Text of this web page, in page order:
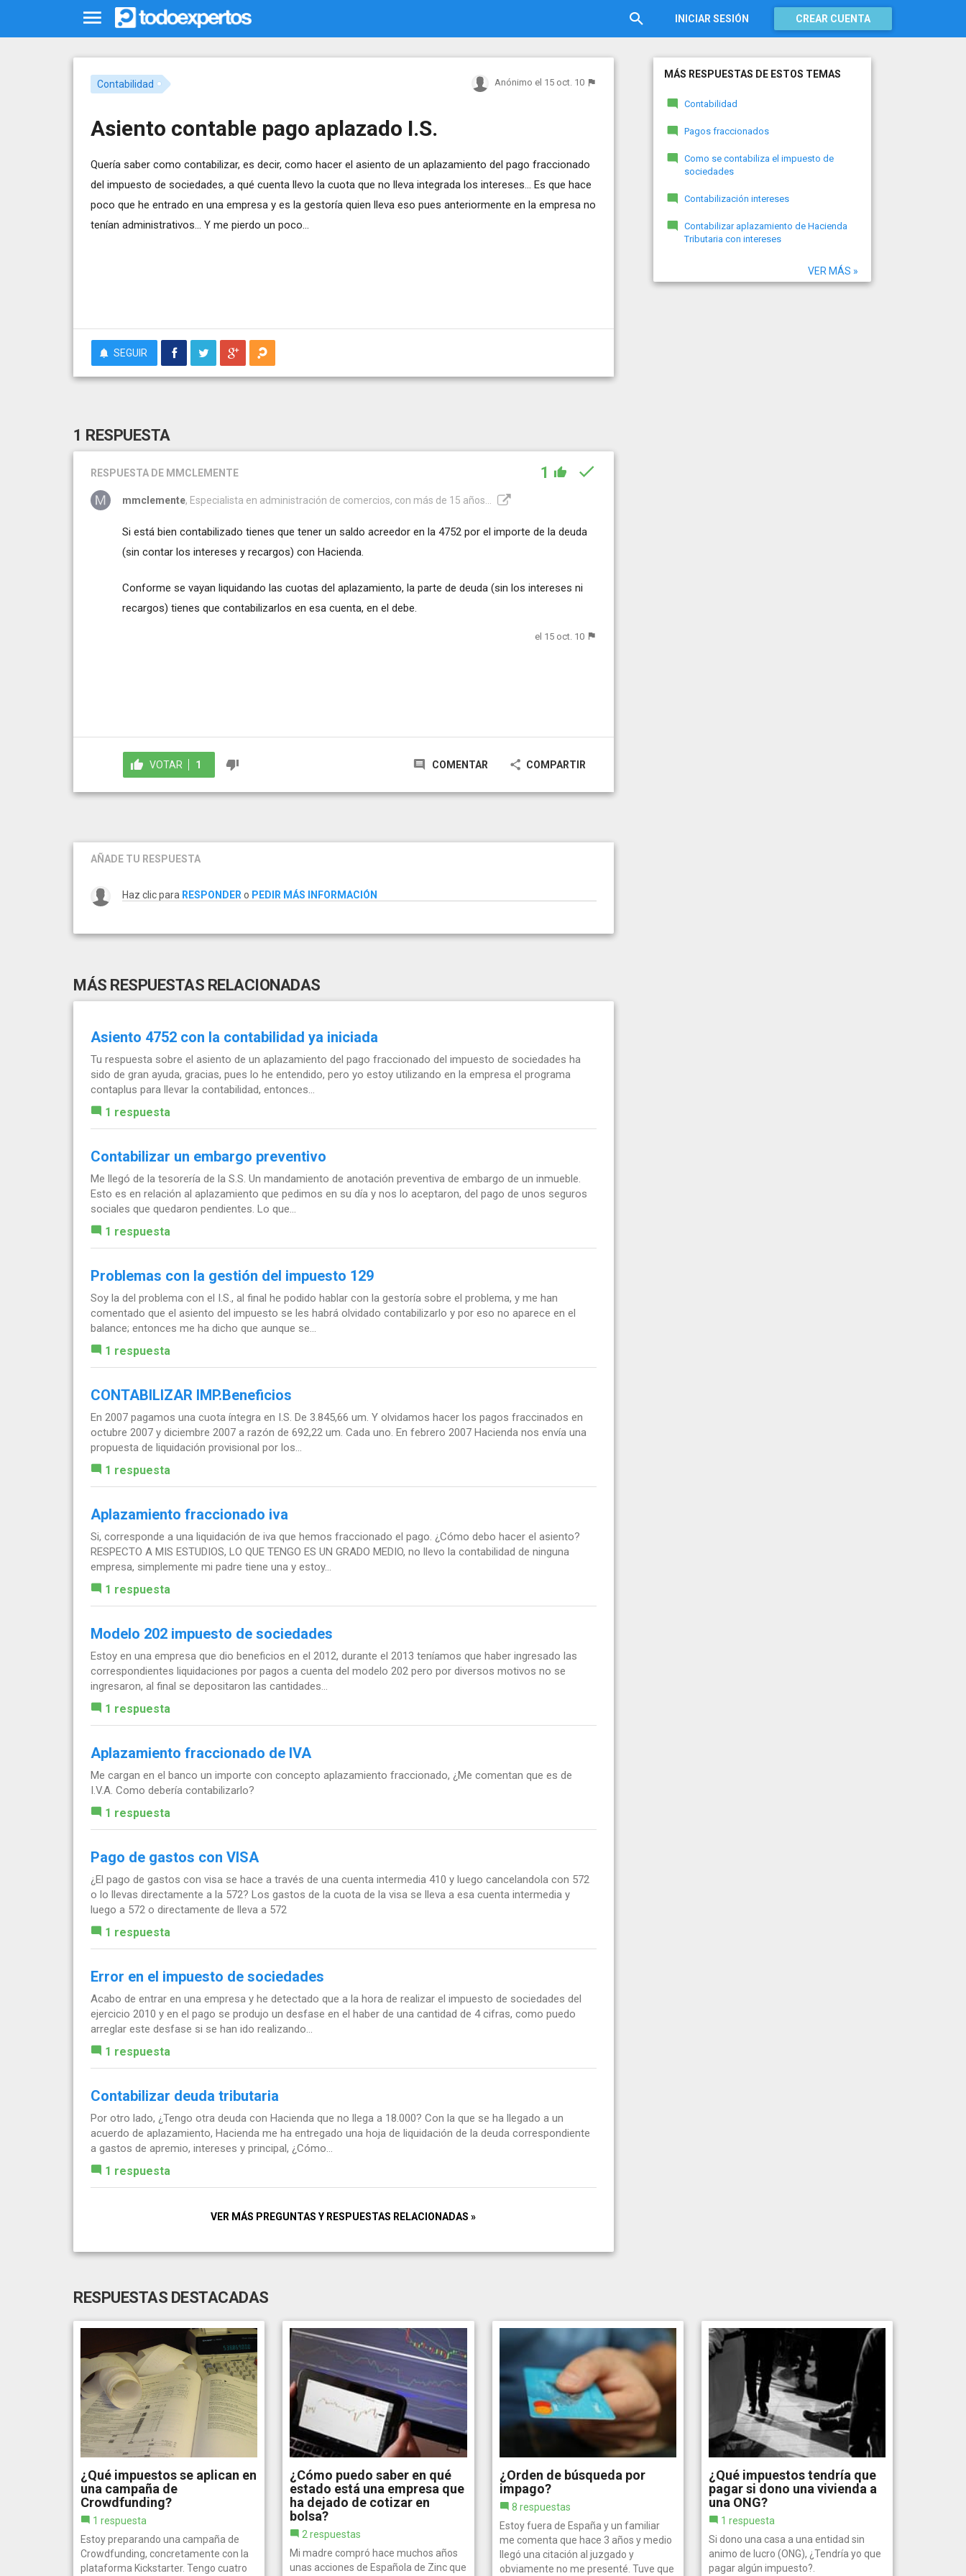
INICIAR SESIÓN CREAR CUENTA
Contabilidad Anónimo el 15 oct. 10
Asiento contable pago aplazado I.S.
Quería saber como contabilizar, es decir, como hacer el asiento de un aplazamiento del pago fraccionado
del impuesto de sociedades, a qué cuenta llevo la cuota que no lleva integrada los intereses... Es que hace
poco que he entrado en una empresa y es la gestoría quien lleva eso pues anteriormente en la empresa no
tenían administrativos... Y me pierdo un poco...
SEGUIR
1 RESPUESTA
RESPUESTA DE MMCLEMENTE 1
mmclemente, Especialista en administración de comercios, con más de 15 años...
Si está bien contabilizado tienes que tener un saldo acreedor en la 4752 por el importe de la deuda
(sin contar los intereses y recargos) con Hacienda.
Conforme se vayan liquidando las cuotas del aplazamiento, la parte de deuda (sin los intereses ni
recargos) tienes que contabilizarlos en esa cuenta, en el debe.
el 15 oct. 10
VOTAR 1 COMENTAR COMPARTIR
AÑADE TU RESPUESTA
Haz clic para RESPONDER o PEDIR MÁS INFORMACIÓN
MÁS RESPUESTAS RELACIONADAS
Asiento 4752 con la contabilidad ya iniciada
Tu respuesta sobre el asiento de un aplazamiento del pago fraccionado del impuesto de sociedades ha
sido de gran ayuda, gracias, pues lo he entendido, pero yo estoy utilizando en la empresa el programa
contaplus para llevar la contabilidad, entonces...
1 respuesta
Contabilizar un embargo preventivo
Me llegó de la tesorería de la S.S. Un mandamiento de anotación preventiva de embargo de un inmueble.
Esto es en relación al aplazamiento que pedimos en su día y nos lo aceptaron, del pago de unos seguros
sociales que quedaron pendientes. Lo que...
1 respuesta
Problemas con la gestión del impuesto 129
Soy la del problema con el I.S., al final he podido hablar con la gestoría sobre el problema, y me han
comentado que el asiento del impuesto se les habrá olvidado contabilizarlo y por eso no aparece en el
balance; entonces me ha dicho que aunque se...
1 respuesta
CONTABILIZAR IMP.Beneficios
En 2007 pagamos una cuota íntegra en I.S. De 3.845,66 um. Y olvidamos hacer los pagos fraccinados en
octubre 2007 y diciembre 2007 a razón de 692,22 um. Cada uno. En febrero 2007 Hacienda nos envía una
propuesta de liquidación provisional por los...
1 respuesta
Aplazamiento fraccionado iva
Si, corresponde a una liquidación de iva que hemos fraccionado el pago. ¿Cómo debo hacer el asiento?
RESPECTO A MIS ESTUDIOS, LO QUE TENGO ES UN GRADO MEDIO, no llevo la contabilidad de ninguna
empresa, simplemente mi padre tiene una y estoy...
1 respuesta
Modelo 202 impuesto de sociedades
Estoy en una empresa que dio beneficios en el 2012, durante el 2013 teníamos que haber ingresado las
correspondientes liquidaciones por pagos a cuenta del modelo 202 pero por diversos motivos no se
ingresaron, al final se depositaron las cantidades...
1 respuesta
Aplazamiento fraccionado de IVA
Me cargan en el banco un importe con concepto aplazamiento fraccionado, ¿Me comentan que es de
I.V.A. Como debería contabilizarlo?
1 respuesta
Pago de gastos con VISA
¿El pago de gastos con visa se hace a través de una cuenta intermedia 410 y luego cancelandola con 572
o lo llevas directamente a la 572? Los gastos de la cuota de la visa se lleva a esa cuenta intermedia y
luego a 572 o directamente de lleva a 572
1 respuesta
Error en el impuesto de sociedades
Acabo de entrar en una empresa y he detectado que a la hora de realizar el impuesto de sociedades del
ejercicio 2010 y en el pago se produjo un desfase en el haber de una cantidad de 4 cifras, como puedo
arreglar este desfase si se han ido realizando...
1 respuesta
Contabilizar deuda tributaria
Por otro lado, ¿Tengo otra deuda con Hacienda que no llega a 18.000? Con la que se ha llegado a un
acuerdo de aplazamiento, Hacienda me ha entregado una hoja de liquidación de la deuda correspondiente
a gastos de apremio, intereses y principal, ¿Cómo...
1 respuesta
VER MÁS PREGUNTAS Y RESPUESTAS RELACIONADAS »
MÁS RESPUESTAS DE ESTOS TEMAS
Contabilidad
Pagos fraccionados
Como se contabiliza el impuesto de
sociedades
Contabilización intereses
Contabilizar aplazamiento de Hacienda
Tributaria con intereses
VER MÁS »
RESPUESTAS DESTACADAS
¿Qué impuestos se aplican en
una campaña de
Crowdfunding?
1 respuesta
Estoy preparando una campaña de
Crowdfunding, concretamente con la
plataforma Kickstarter. Tengo cuatro
¿Cómo puedo saber en qué
estado está una empresa que
ha dejado de cotizar en
bolsa?
2 respuestas
Mi madre compró hace muchos años
unas acciones de Española de Zinc que
¿Orden de búsqueda por
impago?
8 respuestas
Estoy fuera de España y un familiar
me comenta que hace 3 años y medio
llegó una citación al juzgado y
obviamente no me presenté. Tuve que
¿Qué impuestos tendría que
pagar si dono una vivienda a
una ONG?
1 respuesta
Si dono una casa a una entidad sin
animo de lucro (ONG), ¿Tendría yo que
pagar algún impuesto?.